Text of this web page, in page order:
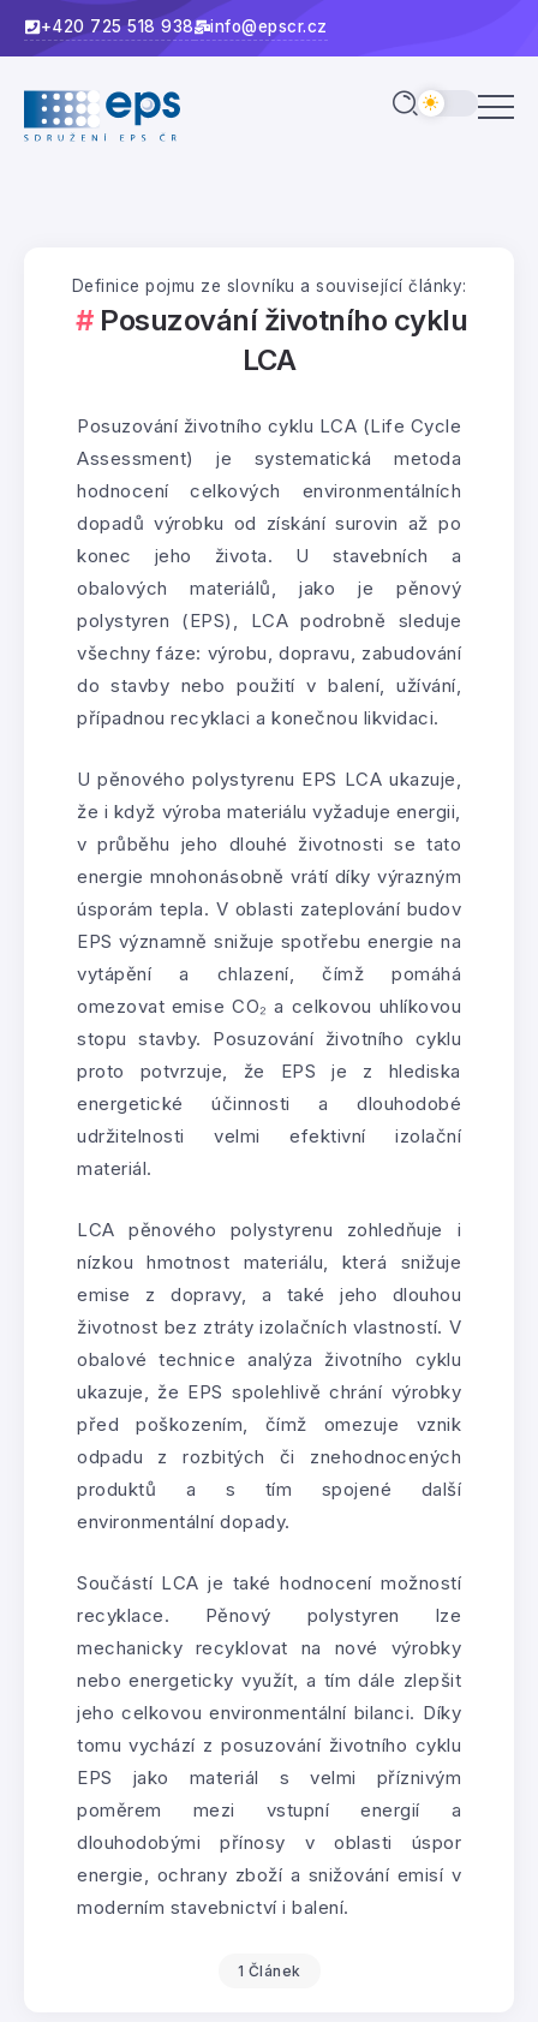
+420 725 518 938 info@epscr.cz
Definice pojmu ze slovníku a související články:
Posuzování životního cyklu
LCA
Posuzování životního cyklu LCA (Life Cycle
Assessment) je systematická metoda
hodnocení celkových environmentálních
dopadů výrobku od získání surovin až po
konec jeho života. U stavebních a
obalových materiálů, jako je pěnový
polystyren (EPS), LCA podrobně sleduje
všechny fáze: výrobu, dopravu, zabudování
do stavby nebo použití v balení, užívání,
případnou recyklaci a konečnou likvidaci.
U pěnového polystyrenu EPS LCA ukazuje,
že i když výroba materiálu vyžaduje energii,
v průběhu jeho dlouhé životnosti se tato
energie mnohonásobně vrátí díky výrazným
úsporám tepla. V oblasti zateplování budov
EPS významně snižuje spotřebu energie na
vytápění a chlazení, čímž pomáhá
omezovat emise CO₂ a celkovou uhlíkovou
stopu stavby. Posuzování životního cyklu
proto potvrzuje, že EPS je z hlediska
energetické účinnosti a dlouhodobé
udržitelnosti velmi efektivní izolační
materiál.
LCA pěnového polystyrenu zohledňuje i
nízkou hmotnost materiálu, která snižuje
emise z dopravy, a také jeho dlouhou
životnost bez ztráty izolačních vlastností. V
obalové technice analýza životního cyklu
ukazuje, že EPS spolehlivě chrání výrobky
před poškozením, čímž omezuje vznik
odpadu z rozbitých či znehodnocených
produktů a s tím spojené další
environmentální dopady.
Součástí LCA je také hodnocení možností
recyklace. Pěnový polystyren lze
mechanicky recyklovat na nové výrobky
nebo energeticky využít, a tím dále zlepšit
jeho celkovou environmentální bilanci. Díky
tomu vychází z posuzování životního cyklu
EPS jako materiál s velmi příznivým
poměrem mezi vstupní energií a
dlouhodobými přínosy v oblasti úspor
energie, ochrany zboží a snižování emisí v
moderním stavebnictví i balení.
1 Článek